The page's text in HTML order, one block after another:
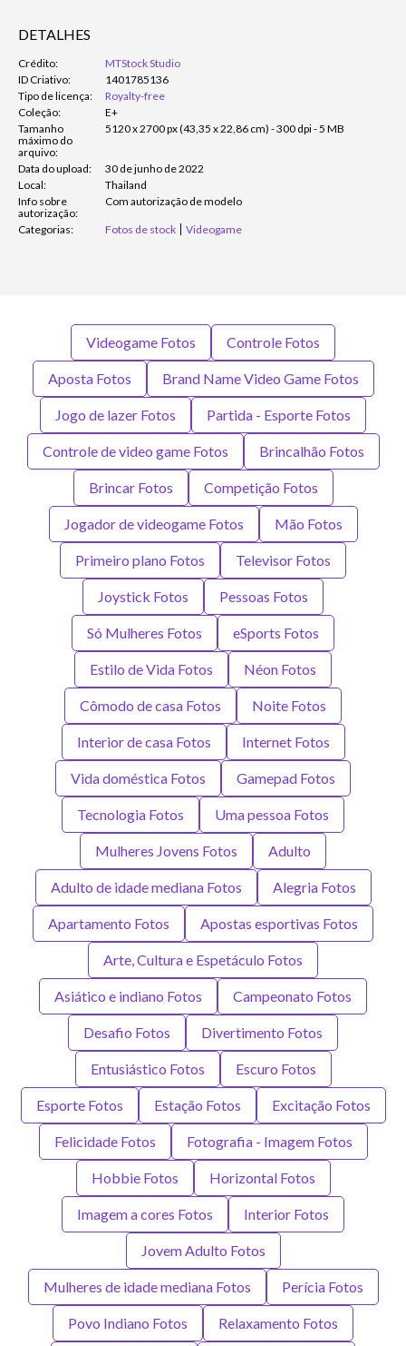
DETALHES
Crédito:
MTStock Studio
ID Criativo:
1401785136
Tipo de licença:
Royalty-free
Coleção:
E+
Tamanho
máximo do
arquivo:
5120 x 2700 px (43,35 x 22,86 cm) - 300 dpi - 5 MB
Data do upload:
30 de junho de 2022
Local:
Thailand
Info sobre
autorização:
Com autorização de modelo
Categorias: Fotos de stock Videogame
Videogame Fotos Controle Fotos
Aposta Fotos Brand Name Video Game Fotos
Jogo de lazer Fotos Partida - Esporte Fotos
Controle de video game Fotos Brincalhão Fotos
Brincar Fotos Competição Fotos
Jogador de videogame Fotos Mão Fotos
Primeiro plano Fotos Televisor Fotos
Joystick Fotos Pessoas Fotos
Só Mulheres Fotos eSports Fotos
Estilo de Vida Fotos Néon Fotos
Cômodo de casa Fotos Noite Fotos
Interior de casa Fotos Internet Fotos
Vida doméstica Fotos Gamepad Fotos
Tecnologia Fotos Uma pessoa Fotos
Mulheres Jovens Fotos Adulto
Adulto de idade mediana Fotos Alegria Fotos
Apartamento Fotos Apostas esportivas Fotos
Arte, Cultura e Espetáculo Fotos
Asiático e indiano Fotos Campeonato Fotos
Desafio Fotos Divertimento Fotos
Entusiástico Fotos Escuro Fotos
Esporte Fotos Estação Fotos Excitação Fotos
Felicidade Fotos Fotografia - Imagem Fotos
Hobbie Fotos Horizontal Fotos
Imagem a cores Fotos Interior Fotos
Jovem Adulto Fotos
Mulheres de idade mediana Fotos Perícia Fotos
Povo Indiano Fotos Relaxamento Fotos